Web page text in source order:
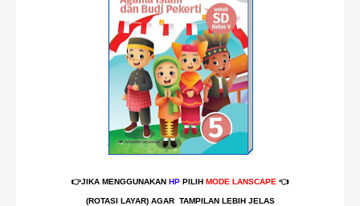
👉JIKA MENGGUNAKAN HP PILIH MODE LANSCAPE 👈
(ROTASI LAYAR) AGAR TAMPILAN LEBIH JELAS